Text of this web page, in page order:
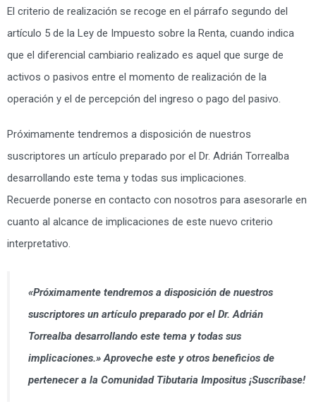
El criterio de realización se recoge en el párrafo segundo del
artículo 5 de la Ley de Impuesto sobre la Renta, cuando indica
que el diferencial cambiario realizado es aquel que surge de
activos o pasivos entre el momento de realización de la
operación y el de percepción del ingreso o pago del pasivo.
Próximamente tendremos a disposición de nuestros
suscriptores un artículo preparado por el Dr. Adrián Torrealba
desarrollando este tema y todas sus implicaciones.
Recuerde ponerse en contacto con nosotros para asesorarle en
cuanto al alcance de implicaciones de este nuevo criterio
interpretativo.
«Próximamente tendremos a disposición de nuestros
suscriptores un artículo preparado por el Dr. Adrián
Torrealba desarrollando este tema y todas sus
implicaciones.» Aproveche este y otros beneficios de
pertenecer a la Comunidad Tibutaria Impositus ¡Suscríbase!